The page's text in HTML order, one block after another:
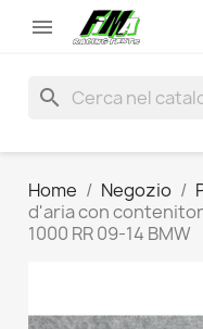

search
Home Negozio
d'aria con
1000 RR 09-14 BMW